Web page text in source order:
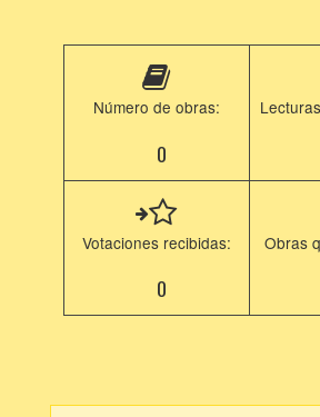
Número de obras:
0
Votaciones recibidas:
0
Obras